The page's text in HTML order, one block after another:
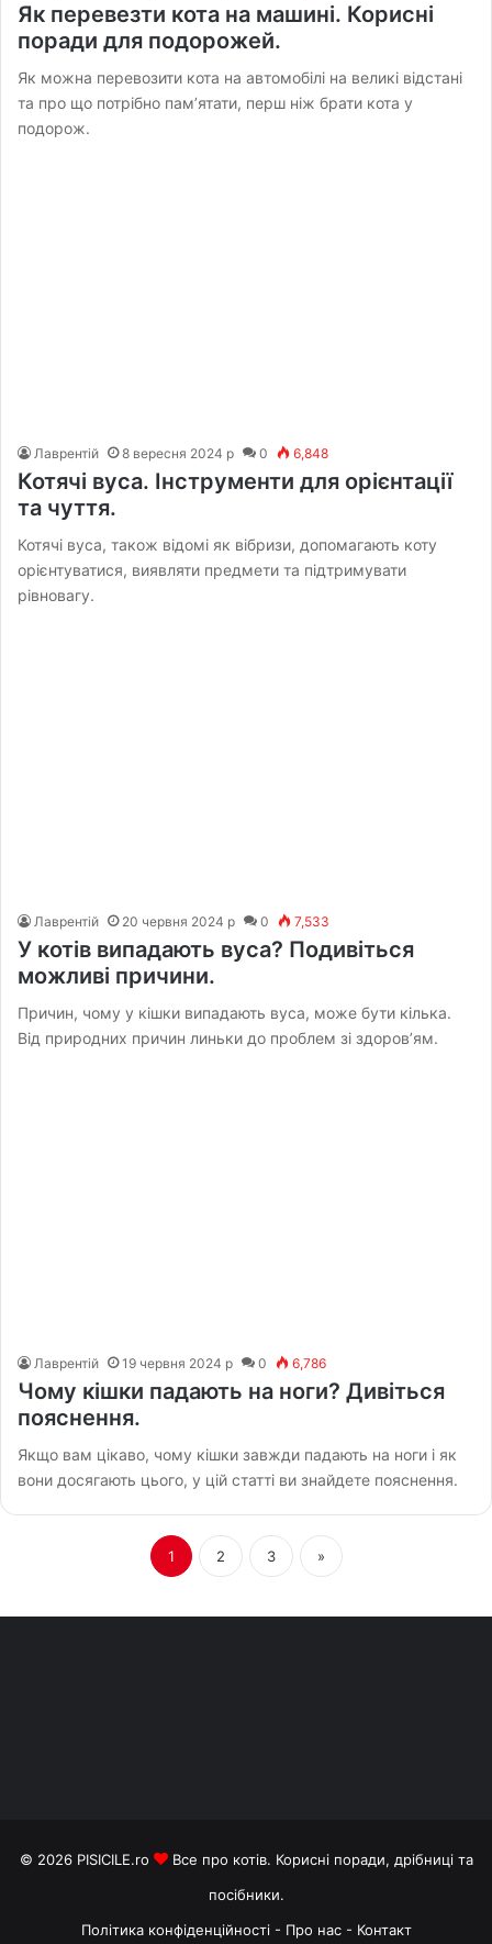
Як перевезти кота на машині. Корисні
поради для подорожей.
Як можна перевозити кота на автомобілі на великі відстані
та про що потрібно пам’ятати, перш ніж брати кота у
подорож.
Лаврентій 8 вересня 2024 р 0 6,848
Котячі вуса. Інструменти для орієнтації
та чуття.
Котячі вуса, також відомі як вібризи, допомагають коту
орієнтуватися, виявляти предмети та підтримувати
рівновагу.
Лаврентій 20 червня 2024 р 0 7,533
У котів випадають вуса? Подивіться
можливі причини.
Причин, чому у кішки випадають вуса, може бути кілька.
Від природних причин линьки до проблем зі здоров’ям.
Лаврентій 19 червня 2024 р 0 6,786
Чому кішки падають на ноги? Дивіться
пояснення.
Якщо вам цікаво, чому кішки завжди падають на ноги і як
вони досягають цього, у цій статті ви знайдете пояснення.
1 2 3 »
© 2026 PISICILE.ro
Все про котів. Корисні поради, дрібниці та
посібники.
Політика конфіденційності- Про нас - Контакт